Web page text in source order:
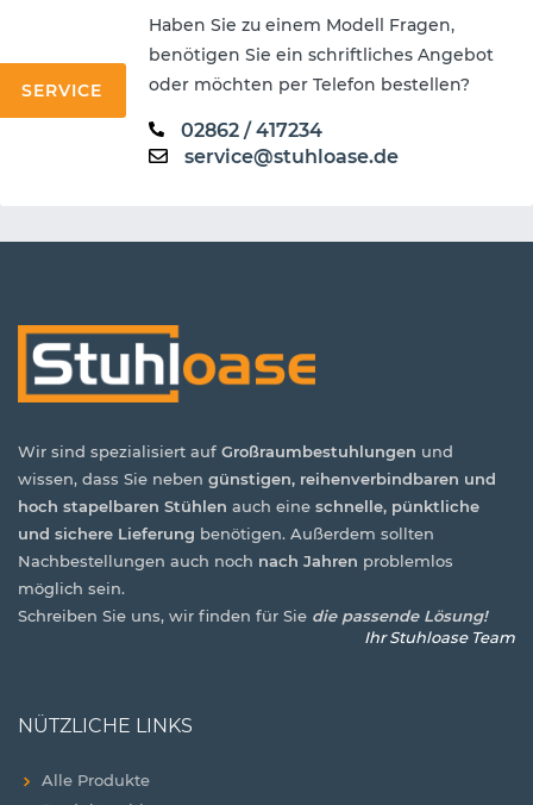
Haben Sie zu einem Modell Fragen,
benötigen Sie ein schriftliches Angebot
oder möchten per Telefon bestellen?
02862 / 417234
service@stuhloase.de
SERVICE
Wir sind spezialisiert auf Großraumbestuhlungen und
wissen, dass Sie neben günstigen, reihenverbindbaren und
hoch stapelbaren Stühlen auch eine schnelle, pünktliche
und sichere Lieferung benötigen. Außerdem sollten
Nachbestellungen auch noch nach Jahren problemlos
möglich sein.
Schreiben Sie uns, wir finden für Sie die passende Lösung!
Ihr Stuhloase Team
NÜTZLICHE LINKS
Alle Produkte